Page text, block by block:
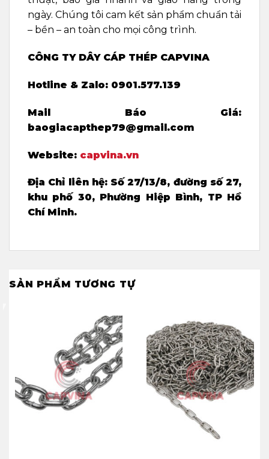
ngày. Chúng tôi cam kết sản phẩm chuẩn tải
– bền – an toàn cho mọi công trình.
CÔNG TY DÂY CÁP THÉP CAPVINA
Hotline & Zalo: 0901.577.139
Mail Báo Giá:
baogiacapthep79@gmail.com
Website: capvina.vn
Địa Chỉ liên hệ: Số 27/13/8, đường số 27,
khu phố 30, Phường Hiệp Bình, TP Hồ
Chí Minh.
SẢN PHẨM TƯƠNG TỰ